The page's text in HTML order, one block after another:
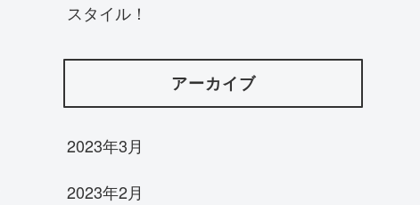
スタイル！
アーカイブ
2023年3月
2023年2月